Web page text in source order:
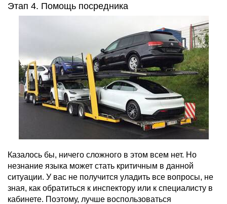
Этап 4. Помощь посредника
Казалось бы, ничего сложного в этом всем нет. Но
незнание языка может стать критичным в данной
ситуации. У вас не получится уладить все вопросы, не
зная, как обратиться к инспектору или к специалисту в
кабинете. Поэтому, лучше воспользоваться